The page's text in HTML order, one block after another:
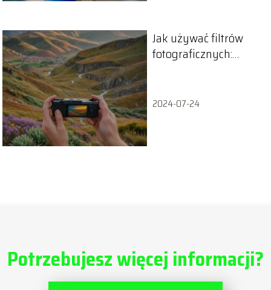
Jak używać filtrów
fotograficznych:
2024-07-24
Potrzebujesz więcej informacji?